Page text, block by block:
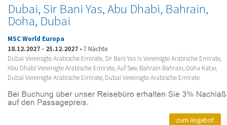
Dubai, Sir Bani Yas, Abu Dhabi, Bahrain,
Doha, Dubai
MSC World Europa
18.12.2027 - 25.12.2027 • 7 Nächte
Dubai Vereinigte Arabische Emirate, Sir Bani Yas Is Vereinigte Arabische Emirate,
Abu Dhabi Vereinigte Arabische Emirate, Auf See, Bahrain Bahrain, Doha Katar,
Dubai Vereinigte Arabische Emirate, Dubai Vereinigte Arabische Emirate
zum Angebot